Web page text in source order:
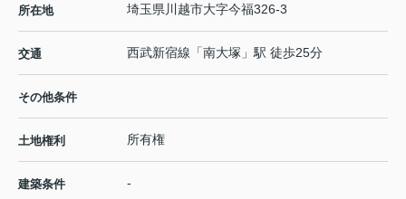
所在地 埼玉県 川越市大字今福326-3
交通 西武新宿線 「南大塚 」駅 徒歩25分
その他条件
土地権利 所有権
建築条件 -